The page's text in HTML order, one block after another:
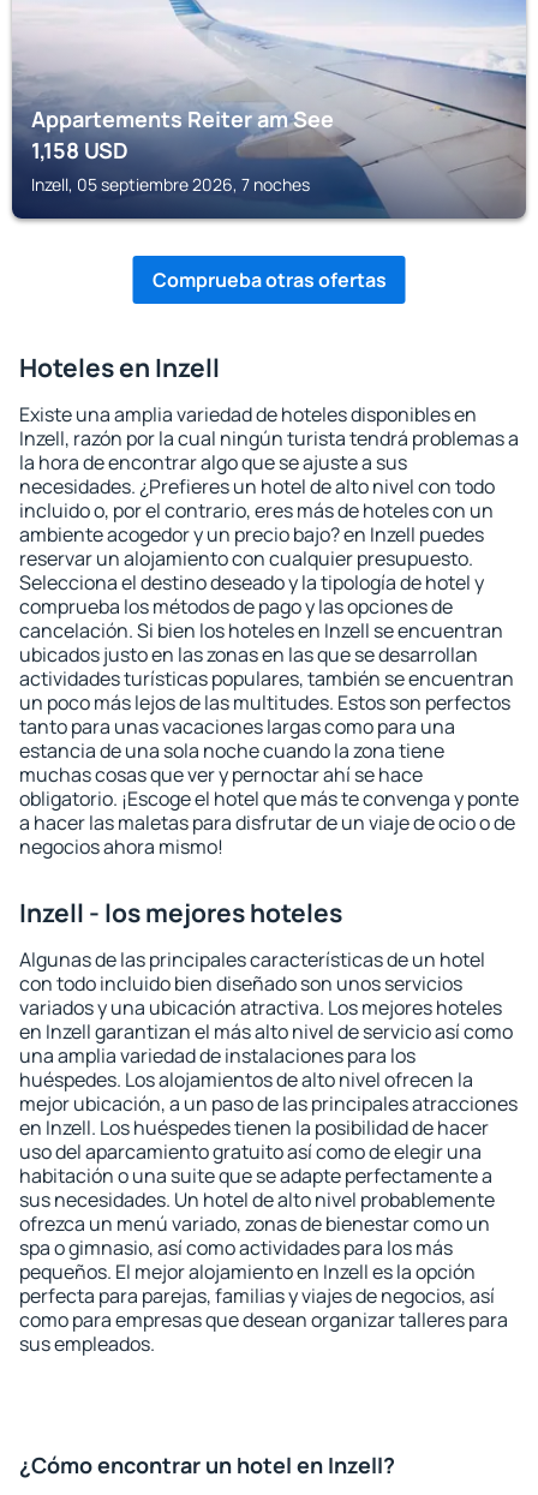
Appartements Reiter am See
1,158USD
Inzell, 05 septiembre 2026, 7 noches
Comprueba otras ofertas
Hoteles en Inzell
Existe una amplia variedad de hoteles disponibles en
Inzell, razón por la cual ningún turista tendrá problemas a
la hora de encontrar algo que se ajuste a sus
necesidades. ¿Prefieres un hotel de alto nivel con todo
incluido o, por el contrario, eres más de hoteles con un
ambiente acogedor y un precio bajo? en Inzell puedes
reservar un alojamiento con cualquier presupuesto.
Selecciona el destino deseado y la tipología de hotel y
comprueba los métodos de pago y las opciones de
cancelación. Si bien los hoteles en Inzell se encuentran
ubicados justo en las zonas en las que se desarrollan
actividades turísticas populares, también se encuentran
un poco más lejos de las multitudes. Estos son perfectos
tanto para unas vacaciones largas como para una
estancia de una sola noche cuando la zona tiene
muchas cosas que ver y pernoctar ahí se hace
obligatorio. ¡Escoge el hotel que más te convenga y ponte
a hacer las maletas para disfrutar de un viaje de ocio o de
negocios ahora mismo!
Inzell - los mejores hoteles
Algunas de las principales características de un hotel
con todo incluido bien diseñado son unos servicios
variados y una ubicación atractiva. Los mejores hoteles
en Inzell garantizan el más alto nivel de servicio así como
una amplia variedad de instalaciones para los
huéspedes. Los alojamientos de alto nivel ofrecen la
mejor ubicación, a un paso de las principales atracciones
en Inzell. Los huéspedes tienen la posibilidad de hacer
uso del aparcamiento gratuito así como de elegir una
habitación o una suite que se adapte perfectamente a
sus necesidades. Un hotel de alto nivel probablemente
ofrezca un menú variado, zonas de bienestar como un
spa o gimnasio, así como actividades para los más
pequeños. El mejor alojamiento en Inzell es la opción
perfecta para parejas, familias y viajes de negocios, así
como para empresas que desean organizar talleres para
sus empleados.
¿Cómo encontrar un hotel en Inzell?